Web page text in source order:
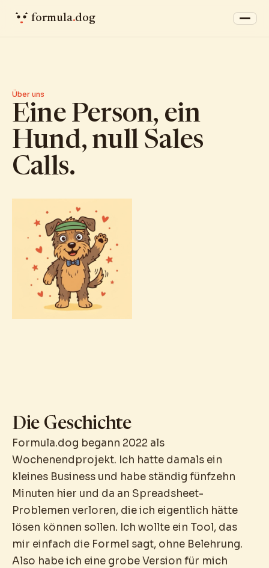
formula.dog
Über uns
Eine Person, ein
Hund, null Sales
Calls.
Die Geschichte
Formula.dog begann 2022 als
Wochenendprojekt. Ich hatte damals ein
kleines Business und habe ständig fünfzehn
Minuten hier und da an Spreadsheet-
Problemen verloren, die ich eigentlich hätte
lösen können sollen. Ich wollte ein Tool, das
mir einfach die Formel sagt, ohne Belehrung.
Also habe ich eine grobe Version für mich